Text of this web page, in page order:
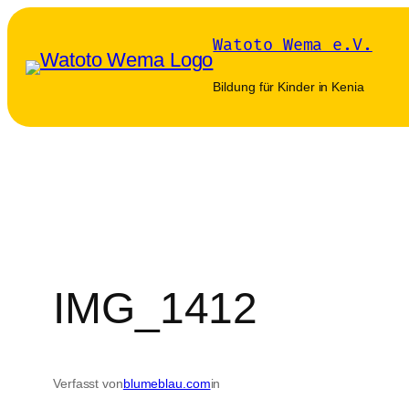
Zum
Inhalt
springen
Watoto Wema e.V.
Bildung für Kinder in Kenia
IMG_1412
Verfasst vonblumeblau.comin